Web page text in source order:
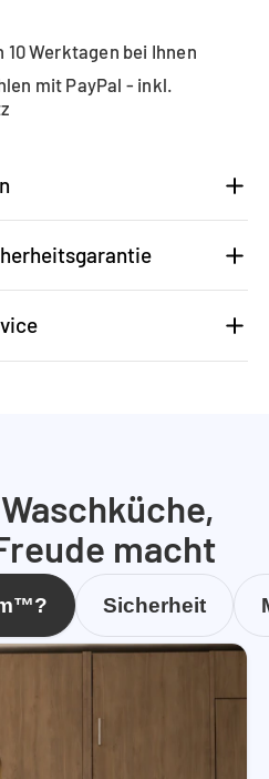
Werktagen bei Ihnen
mit PayPal - inkl.
macht
Sicherheit